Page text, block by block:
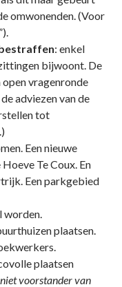
omwonenden. (Voor
: enkel
bijwoont. De
vragenronde
adviezen van de
tot
Een nieuwe
Te Coux. En
Een parkgebied
worden.
plaatsen.
plaatsen
voorstander van